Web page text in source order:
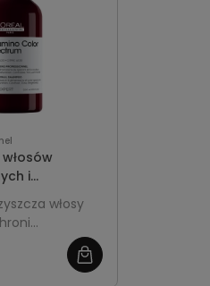
i
z
Vitamino
włosy
miękkie oraz